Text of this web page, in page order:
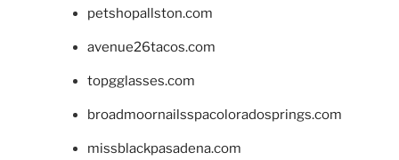
petshopallston.com
avenue26tacos.com
topgglasses.com
broadmoornailsspacoloradosprings.com
missblackpasadena.com